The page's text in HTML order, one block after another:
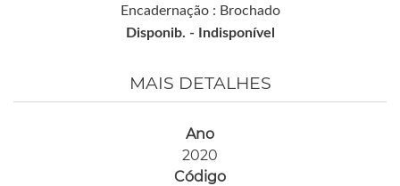
Encadernação : Brochado
Disponib. -
Indisponível
MAIS DETALHES
Ano
2020
Código